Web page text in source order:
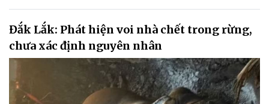
Đắk Lắk: Phát hiện voi nhà chết trong rừng,
chưa xác định nguyên nhân